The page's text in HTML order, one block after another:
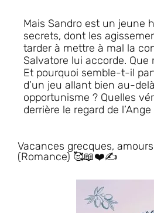
Mais Sandro est un jeune
secrets, dont les
tarder à mettre à mal la
Salvatore lui accorde.
Et pourquoi semble-t-il
d’un jeu allant bien au-
opportunisme ? Quelles
derrière le regard de
Vacances grecques,
(Romance) 🥰📖❤️✍️